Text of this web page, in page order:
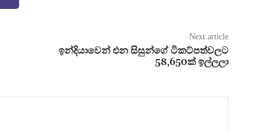
Next article
ඉන්දියාවෙන් එන සිසුන්ගේ ටිකට්පත්වලට
58,650ක් ඉල්ලලා